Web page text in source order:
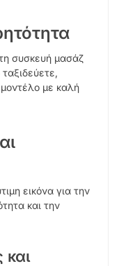
συσκευή μασάζ
με καλή
εικόνα για την
και την